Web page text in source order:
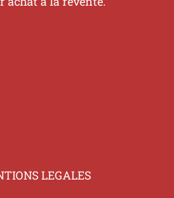
LEGALES